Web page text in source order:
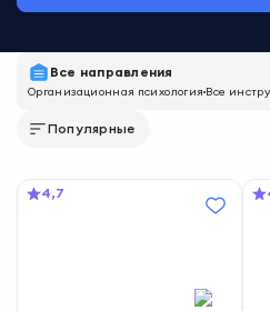
Все направления
Организационная психология Все
Популярные
4,7